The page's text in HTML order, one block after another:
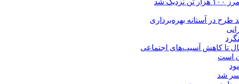
شد
در آستانه بهره‌برداری
تا کاهش آسیب‌های اجتماعی
است
شد